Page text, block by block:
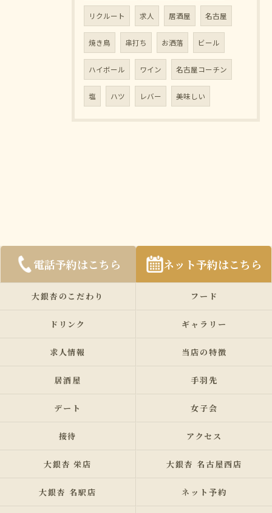
リクルート 求人 居酒屋 名古屋
焼き鳥 串打ち お洒落 ビール
ハイボール ワイン 名古屋コーチン
塩 ハツ レバー 美味しい
電話予約はこちら ネット予約はこちら
大銀杏のこだわり フード
ドリンク ギャラリー
求人情報 当店の特徴
居酒屋 手羽先
デート 女子会
接待 アクセス
大銀杏 栄店 大銀杏 名古屋西店
大銀杏 名駅店 ネット予約